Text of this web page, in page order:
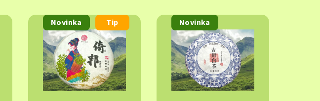
Novinka Tip Novinka